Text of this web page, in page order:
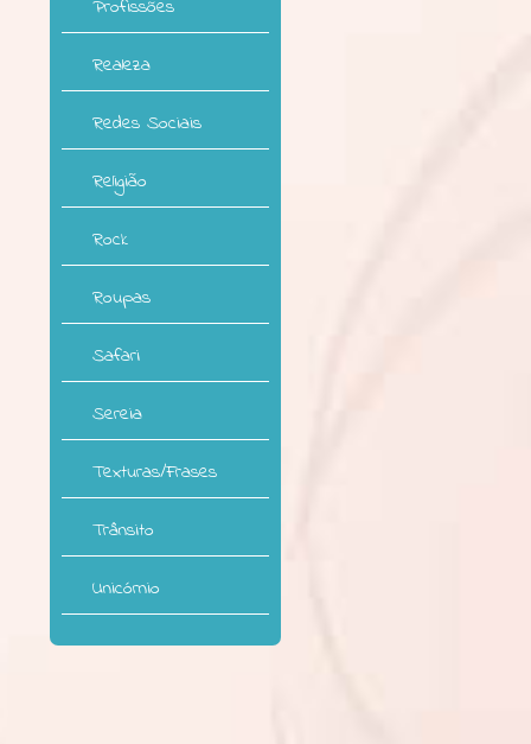
Profissões
Realeza
Redes Sociais
Religião
Rock
Roupas
Safari
Sereia
Texturas/Frases
Trânsito
Unicórnio